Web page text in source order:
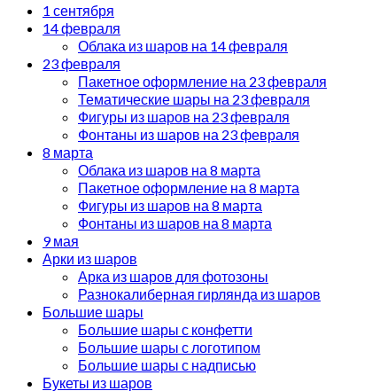
1 сентября
14 февраля
Облака из шаров на 14 февраля
23 февраля
Пакетное оформление на 23 февраля
Тематические шары на 23 февраля
Фигуры из шаров на 23 февраля
Фонтаны из шаров на 23 февраля
8 марта
Облака из шаров на 8 марта
Пакетное оформление на 8 марта
Фигуры из шаров на 8 марта
Фонтаны из шаров на 8 марта
9 мая
Арки из шаров
Арка из шаров для фотозоны
Разнокалиберная гирлянда из шаров
Большие шары
Большие шары с конфетти
Большие шары с логотипом
Большие шары с надписью
Букеты из шаров